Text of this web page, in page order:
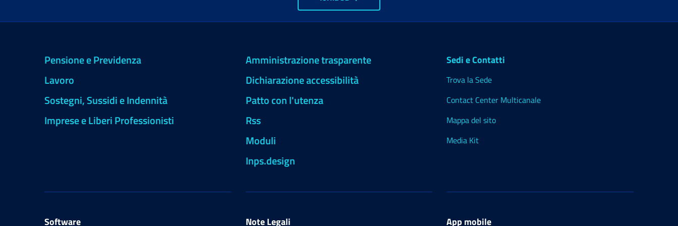
Pensione e Previdenza
Lavoro
Sostegni, Sussidi e Indennità
Imprese e Liberi Professionisti
Amministrazione trasparente
Dichiarazione accessibilità
Patto con l'utenza
Rss
Moduli
Inps.design
Sedi e Contatti
Trova la Sede
Contact Center Multicanale
Mappa del sito
Media Kit
Software Note Legali App mobile